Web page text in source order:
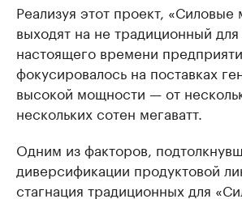
Реализуя этот проект,
выходят на не традиционный
настоящего времени
фокусировалось на поставках
высокой мощности — от
нескольких сотен мегаватт.
Одним из факторов,
диверсификации продуктовой
стагнация традиционных для